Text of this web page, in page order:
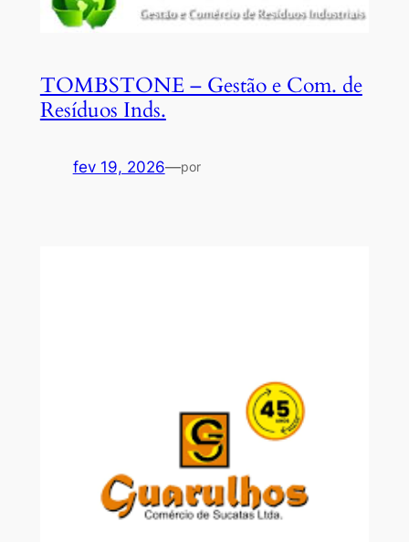
TOMBSTONE – Gestão e Com. de
Resíduos Inds.
fev 19, 2026—por